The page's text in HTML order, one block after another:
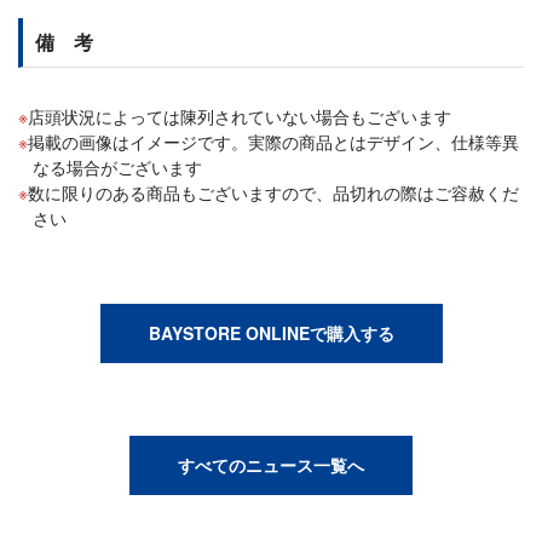
備 考
店頭状況によっては陳列されていない場合もございます
掲載の画像はイメージです。実際の商品とはデザイン、仕様等異
なる場合がございます
数に限りのある商品もございますので、品切れの際はご容赦くだ
さい
BAYSTORE ONLINEで購入する
すべてのニュース一覧へ